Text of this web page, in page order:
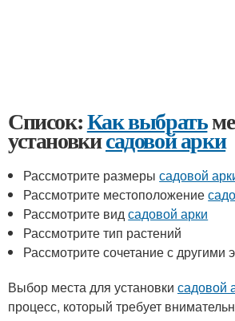
Список:Как выбрать
установкисадовой арки
Рассмотрите размерысадовой
Рассмотрите местоположение
Рассмотрите видсадовой арки
Рассмотрите тип растений
Рассмотрите сочетание с другими
Выбор места для установки садовой
процесс, который требует